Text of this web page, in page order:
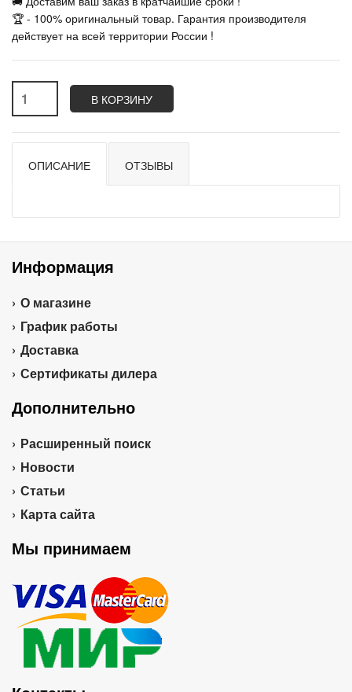
🏆 - 100% оригинальный товар. Гарантия производителя
действует на всей территории России !
В КОРЗИНУ
ОПИСАНИЕ ОТЗЫВЫ
Информация
О магазине
График работы
Доставка
Сертификаты дилера
Дополнительно
Расширенный поиск
Новости
Статьи
Карта сайта
Мы принимаем